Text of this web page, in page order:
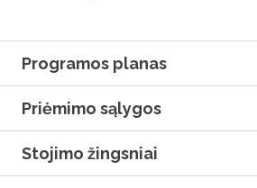
Programos planas
Priėmimo sąlygos
Stojimo žingsniai